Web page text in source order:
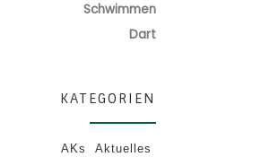
Schwimmen
Dart
KATEGORIEN
AKs
Aktuelles